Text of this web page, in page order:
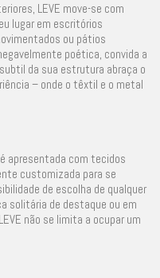
LEVE move-se com
lugar em escritórios
ou pátios
poética, convida a
da sua estrutura abraça o
– onde o têxtil e o metal
apresentada com tecidos
customizada para se
de escolha de qualquer
solitária de destaque ou em
não se limita a ocupar um